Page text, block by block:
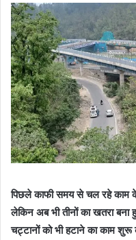
पिछले काफी समय से चल रहे काम
लेकिन अब भी तीनों का खतरा
चट्टानों को भी हटाने का काम